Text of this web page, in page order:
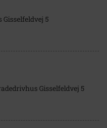
Gisselfeldvej 5
Gisselfeldvej 5